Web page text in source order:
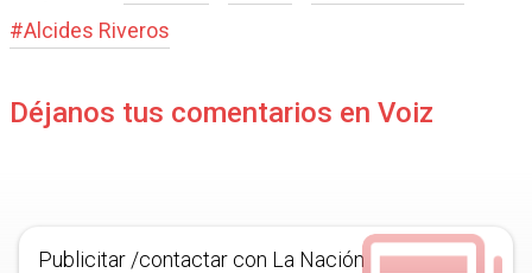
#Alcides Riveros
Déjanos tus comentarios en Voiz
Publicitar /contactar con La Nación